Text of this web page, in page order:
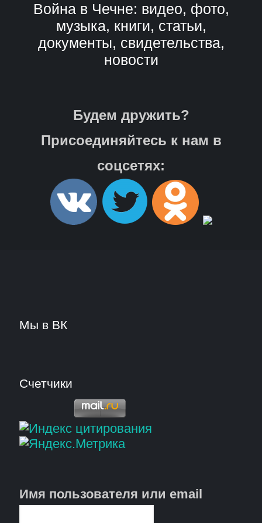
Война в Чечне: видео, фото,
музыка, книги, статьи,
документы, свидетельства,
новости
Будем дружить?
Присоединяйтесь к нам в
соцсетях:
Мы в ВК
Счетчики
Имя пользователя или email